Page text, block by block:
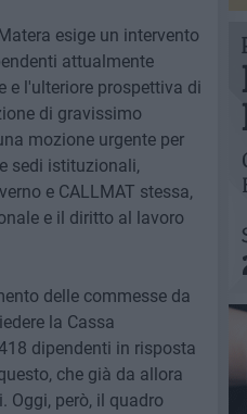
esige un intervento
attualmente
e l'ulteriore prospettiva di
di gravissimo
mozione urgente per
sedi istituzionali,
e CALLMAT stessa,
e il diritto al lavoro
delle commesse da
la Cassa
dipendenti in risposta
che già da allora
Oggi, però, il quadro